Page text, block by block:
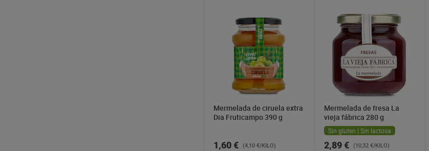
Mermelada de ciruela extra
Dia Fruticampo 390 g
1,60 € (4,10 €/KILO)
Mermelada de fresa La
vieja fábrica 280 g
Sin gluten | Sin lactosa
2,89 € (10,32 €/KILO)